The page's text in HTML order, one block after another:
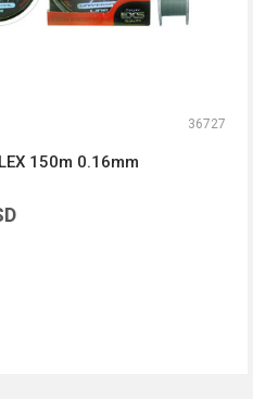
36727
150m 0.16mm